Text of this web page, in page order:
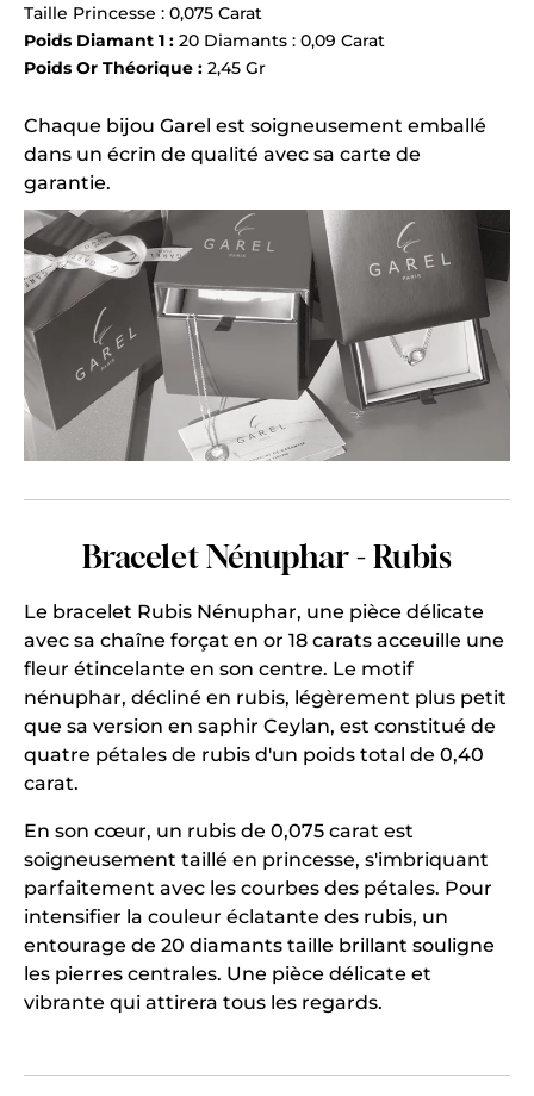
Taille Princesse : 0,075 Carat
Poids Diamant 1 : 20 Diamants : 0,09 Carat
Poids Or Théorique : 2,45 Gr
Chaque bijou Garel est soigneusement emballé
dans un écrin de qualité avec sa carte de
garantie.
Bracelet Nénuphar - Rubis
Le bracelet Rubis Nénuphar, une pièce délicate
avec sa chaîne forçat en or 18 carats acceuille une
fleur étincelante en son centre. Le motif
nénuphar, décliné en rubis, légèrement plus petit
que sa version en saphir Ceylan, est constitué de
quatre pétales de rubis d'un poids total de 0,40
carat.
En son cœur, un rubis de 0,075 carat est
soigneusement taillé en princesse, s'imbriquant
parfaitement avec les courbes des pétales. Pour
intensifier la couleur éclatante des rubis, un
entourage de 20 diamants taille brillant souligne
les pierres centrales. Une pièce délicate et
vibrante qui attirera tous les regards.